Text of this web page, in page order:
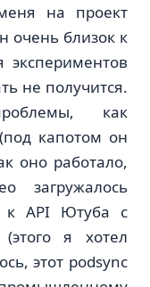
на проект
очень близок к
не получится.
как
капотом он
оно работало,
загружалось
к API Ютуба с
(этого я хотел
этот podsync